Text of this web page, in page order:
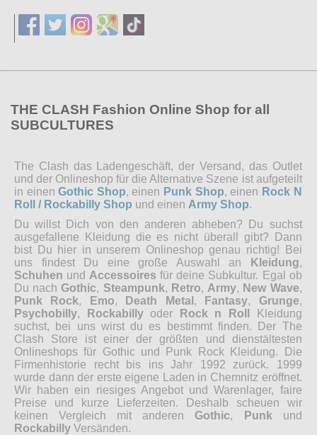
THE CLASH Fashion Online Shop for all
SUBCULTURES
The Clash das Ladengeschäft, der Versand, das Outlet
und der Onlineshop für die Alternative Szene ist aufgeteilt
in einenGothic Shop, einen Punk Shop, einen Rock N
Roll / Rockabilly Shop und einen Army Shop.
Du willst Dich von den anderen abheben? Du suchst
ausgefallene Kleidung die es nicht überall gibt? Dann
bist Du hier in unserem Onlineshop genau richtig! Bei
uns findest Du eine große Auswahl an
Kleidung,
Schuhen und Accessoires für deine Subkultur. Egal ob
Du nach Gothic, Steampunk, Retro, Army, New Wave,
Punk Rock, Emo, Death Metal , Fantasy, Grunge,
Psychobilly, Rockabillyoder Rock n Roll
Kleidung
suchst, bei uns wirst du es bestimmt finden. Der The
Clash Store ist einer der größten und dienstältesten
Onlineshops für Gothic und Punk Rock Kleidung. Die
Firmenhistorie recht bis ins Jahr 1992 zurück. 1999
wurde dann der erste eigene Laden in Chemnitz eröffnet.
Wir haben ein riesiges Angebot und Warenlager, faire
Preise und kurze Lieferzeiten. Deshalb scheuen wir
keinen Vergleich mit anderen Gothic, Punk und
Rockabilly Versänden.